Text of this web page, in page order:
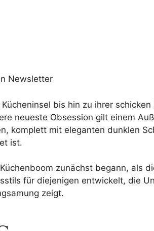
Newsletter
bis hin zu ihrer
neueste Obsession gilt einem
komplett mit eleganten dunklen
ist.
zunächst begann, als
für diejenigen entwickelt, die
zeigt.